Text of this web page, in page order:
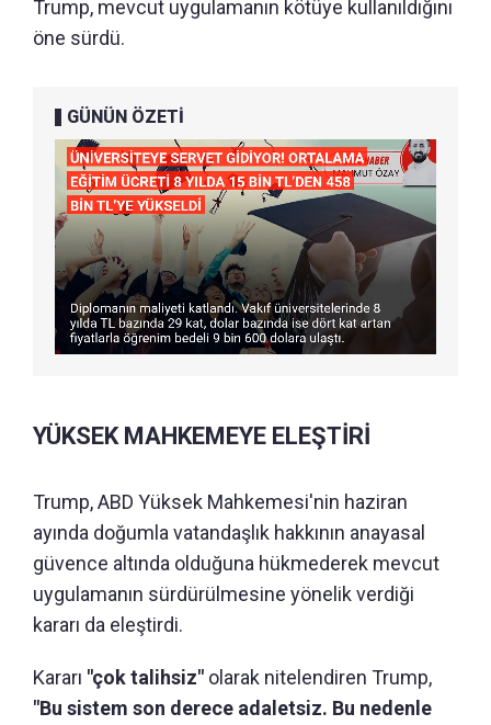
Trump, mevcut uygulamanın kötüye kullanıldığını
öne sürdü.
GÜNÜN ÖZETİ
YÜKSEK MAHKEMEYE ELEŞTİRİ
Trump, ABD Yüksek Mahkemesi'nin haziran
ayında doğumla vatandaşlık hakkının anayasal
güvence altında olduğuna hükmederek mevcut
uygulamanın sürdürülmesine yönelik verdiği
kararı da eleştirdi.
Kararı "çok talihsiz" olarak nitelendiren Trump,
"Bu sistem son derece adaletsiz. Bu nedenle